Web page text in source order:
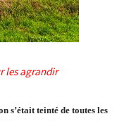
les agrandir
s’était teinté de toutes les